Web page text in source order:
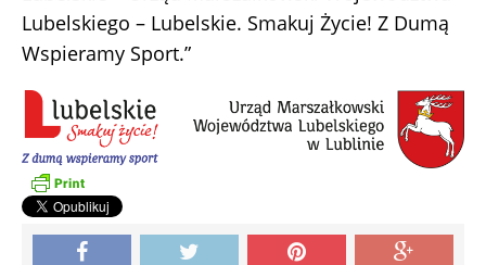
Lubelskiego – Lubelskie. Smakuj Życie! Z Dumą
Wspieramy Sport.”